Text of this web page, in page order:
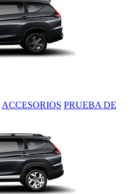
ACCESORIOS PRUEBA DE